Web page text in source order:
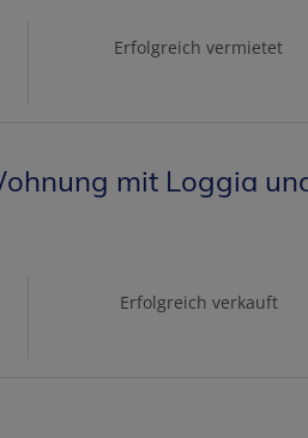
Erfolgreich vermietet
mit Loggia
Erfolgreich verkauft